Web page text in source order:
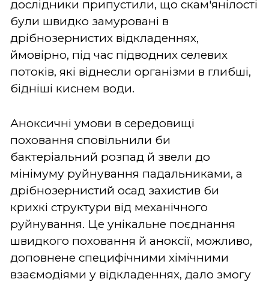
дослідники припустили, що скам'янілості
були швидко замуровані в
дрібнозернистих відкладеннях,
ймовірно, під час підводних селевих
потоків, які віднесли організми в глибші,
бідніші киснем води.
Аноксичні умови в середовищі
поховання сповільнили би
бактеріальний розпад й звели до
мінімуму руйнування падальниками, а
дрібнозернистий осад захистив би
крихкі структури від механічного
руйнування. Це унікальне поєднання
швидкого поховання й аноксії, можливо,
доповнене специфічними хімічними
взаємодіями у відкладеннях, дало змогу